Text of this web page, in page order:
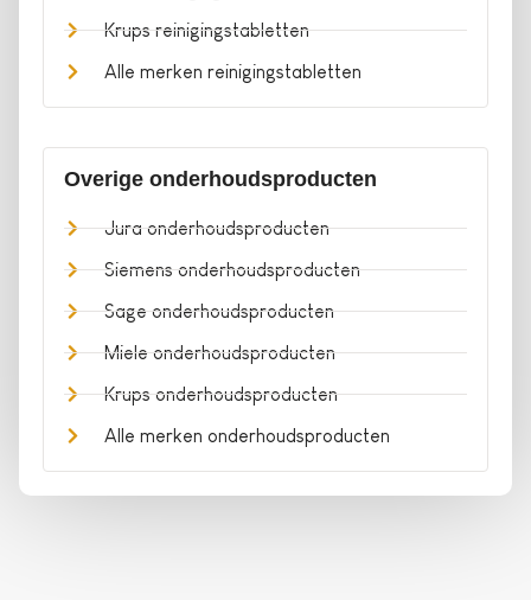
Krups reinigingstabletten
Alle merken reinigingstabletten
Overige onderhoudsproducten
Jura onderhoudsproducten
Siemens onderhoudsproducten
Sage onderhoudsproducten
Miele onderhoudsproducten
Krups onderhoudsproducten
Alle merken onderhoudsproducten